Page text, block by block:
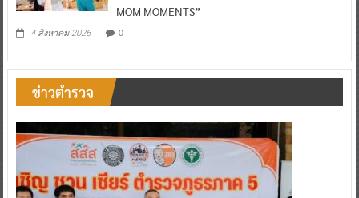
MOM MOMENTS”
4 สิงหาคม 2026 0
ข่าวตำรวจ